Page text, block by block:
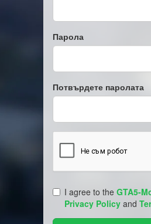
Парола
Потвърдете паролата
I agree to the GTA5-
Privacy Policy and